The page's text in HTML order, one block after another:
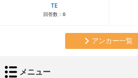
TE
回答数： 0
アンカー一覧
メニュー